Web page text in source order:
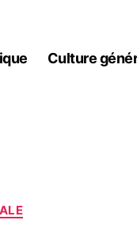
Culture